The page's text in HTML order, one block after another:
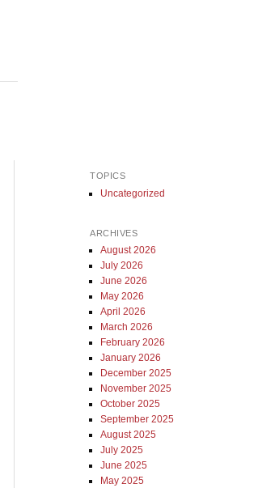
TOPICS
Uncategorized
ARCHIVES
August 2026
July 2026
June 2026
May 2026
April 2026
March 2026
February 2026
January 2026
December 2025
November 2025
October 2025
September 2025
August 2025
July 2025
June 2025
May 2025